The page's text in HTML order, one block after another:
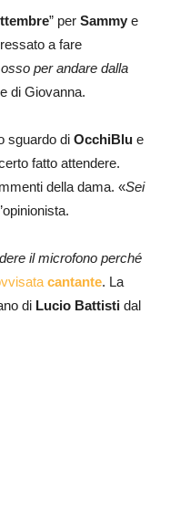
” per Sammy e
a fare
per andare dalla
di Giovanna.
sguardo di OcchiBlu e
fatto attendere.
della dama. «Sei
il microfono perché
cantante. La
di Lucio Battisti dal